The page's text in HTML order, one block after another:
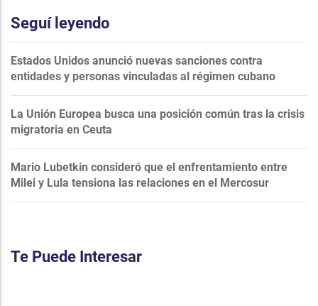
Seguí leyendo
Estados Unidos anunció nuevas sanciones contra
entidades y personas vinculadas al régimen cubano
La Unión Europea busca una posición común tras la crisis
migratoria en Ceuta
Mario Lubetkin consideró que el enfrentamiento entre
Milei y Lula tensiona las relaciones en el Mercosur
Te Puede Interesar